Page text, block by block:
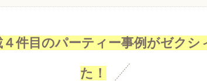
件目のパーティー事例がゼクシ
た！